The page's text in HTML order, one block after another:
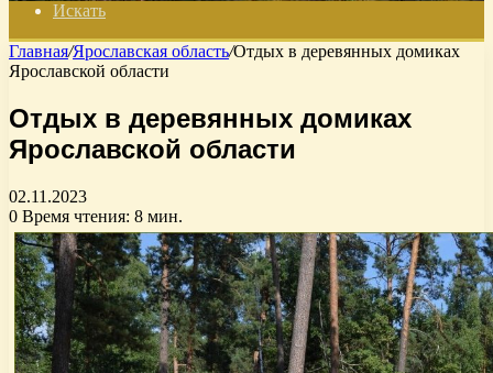
Искать
Главная/Ярославская область/Отдых в деревянных домиках
Ярославской области
Отдых в деревянных домиках
Ярославской области
02.11.2023
0 Время чтения: 8 мин.